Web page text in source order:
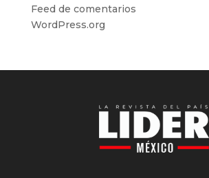
Feed de comentarios
WordPress.org